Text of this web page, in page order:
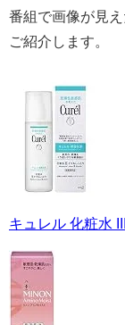
番組で画像が見
ご紹介します。
キュレル 化粧水